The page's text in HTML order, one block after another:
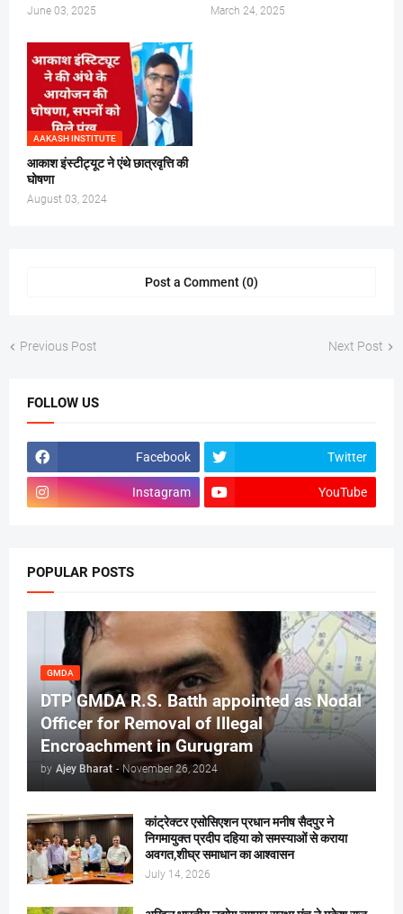
June 03, 2025 March 24, 2025
AAKASH INSTITUTE
आकाश इंस्टीट्यूट ने एंथे छात्रवृत्ति की
घोषणा
August 03, 2024
Post a Comment (0)
Previous Post Next Post
FOLLOW US
Facebook Twitter
Instagram YouTube
POPULAR POSTS
GMDA
DTP GMDA R.S. Batth appointed as Nodal
Officer for Removal of Illegal
Encroachment in Gurugram
by Ajey Bharat - November 26, 2024
कांट्रेक्टर एसोसिएशन प्रधान मनीष सैदपुर ने
निगमायुक्त प्रदीप दहिया को समस्याओं से कराया
अवगत,शीघ्र समाधान का आश्वासन
July 14, 2026